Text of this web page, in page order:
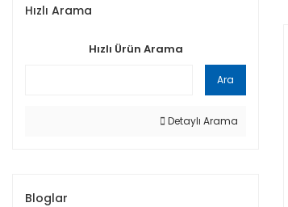
Hızlı Arama
Hızlı Ürün Arama
Ara
Detaylı Arama
Bloglar